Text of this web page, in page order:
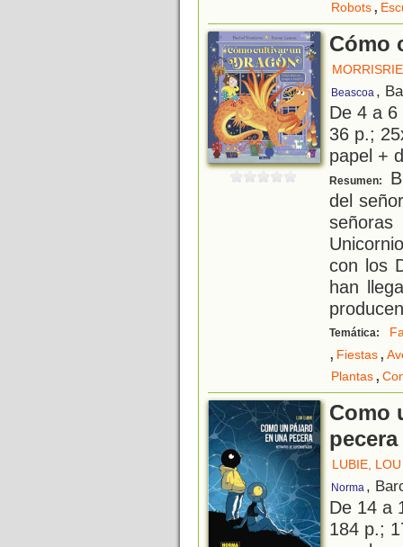
Robots,
Cómo
Beascoa ,
De 4 a
36 p.;
papel +
Resumen:
del
con los
han
Temática:
, Fiestas,
Plantas,
Como
pecera
LUBIE, LOU
Norma ,
De 14 a
184 p.;